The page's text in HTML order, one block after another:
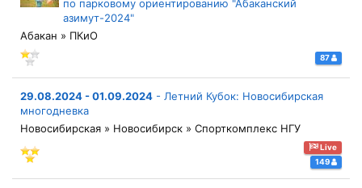
по парковому ориентированию "Абаканский
азимут-2024"
Абакан » ПКиО
87
29.08.2024 - 01.09.2024 - Летний Кубок: Новосибирская
многодневка
Новосибирская » Новосибирск » Спорткомплекс НГУ
Live
149